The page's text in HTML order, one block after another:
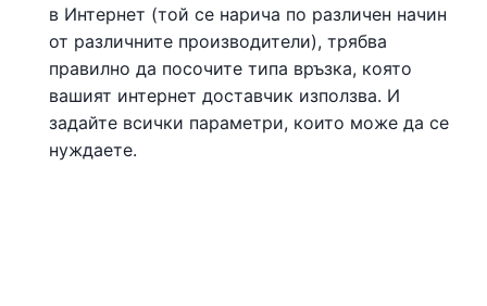
в Интернет (той се нарича по различен начин
от различните производители), трябва
правилно да посочите типа връзка, която
вашият интернет доставчик използва. И
задайте всички параметри, които може да се
нуждаете.